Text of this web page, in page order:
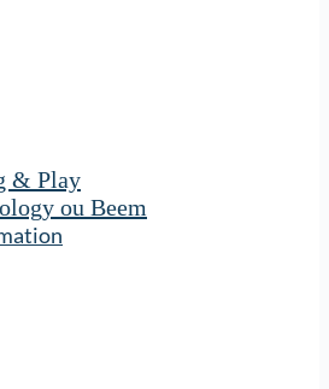
& Play
ou Beem